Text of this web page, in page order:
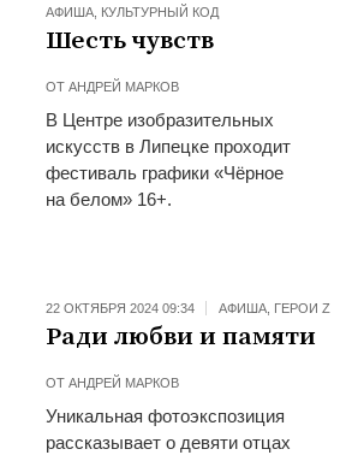
АФИША, КУЛЬТУРНЫЙ КОД
Шесть чувств
ОТАНДРЕЙ МАРКОВ
В Центре изобразительных
искусств в Липецке проходит
фестиваль графики «Чёрное
на белом» 16+.
22 ОКТЯБРЯ 2024 09:34 АФИША, ГЕРОИ Z
Ради любви и памяти
ОТАНДРЕЙ МАРКОВ
Уникальная фотоэкспозиция
рассказывает о девяти отцах